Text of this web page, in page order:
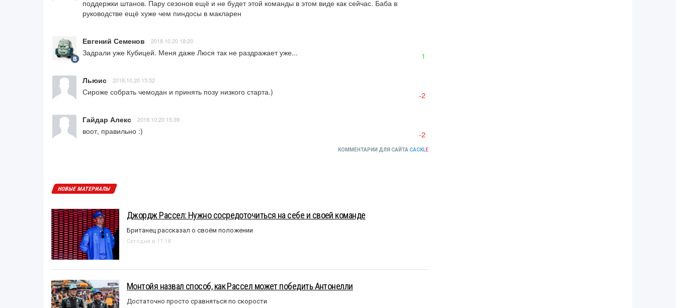
поддержки штанов. Пару сезонов ещё и не будет этой команды в этом виде как сейчас. Баба в
руководстве ещё хуже чем пиндосы в макларен
Евгений Семенов 2018.10.20 18:20
Задрали уже Кубицей. Меня даже Люся так не раздражает уже... 1
Льюис 2018.10.20 15:52
Сироже собрать чемодан и принять позу низкого старта.) -2
Гайдар Алекс 2018.10.20 15:39
воот, правильно :) -2
КОММЕНТАРИИ ДЛЯ САЙТА CACKLE
НОВЫЕ МАТЕРИАЛЫ
Джордж Рассел: Нужно сосредоточиться на себе и своей команде
Британец рассказал о своём положении
Сегодня в 17:18
Монтойя назвал способ, как Рассел может победить Антонелли
Достаточно просто сравняться по скорости